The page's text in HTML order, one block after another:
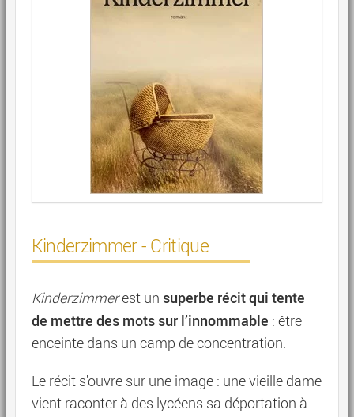
Kinderzimmer - Critique
Kinderzimmerest un superbe récit qui tente
de mettre des mots sur l’innommable : être
enceinte dans un camp de concentration.
Le récit s'ouvre sur une image : une vieille dame
vient raconter à des lycéens sa déportation à